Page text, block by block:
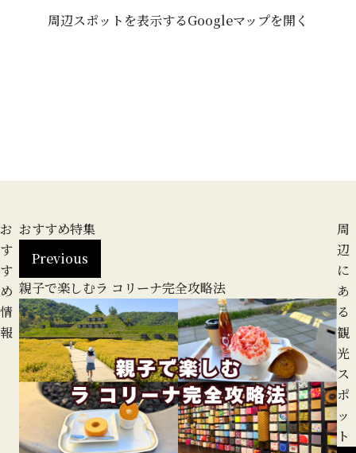
周辺スポットを表示するGoogleマップを開く
お
す
す
め
情
報
おすすめ特集
Previous
親子で楽しむラ コリーナ完全攻略法
地
る
周
辺
に
あ
る
観
光
ス
ポ
ッ
ト